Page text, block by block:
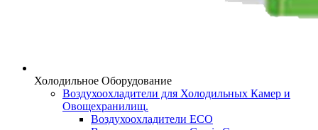
Холодильное Оборудование
Воздухоохладители для Холодильных Камер и
Овощехранилищ.
Воздухоохладители ECO